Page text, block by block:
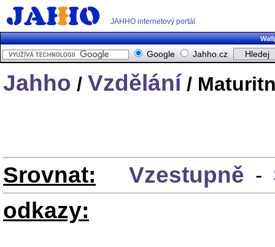
JAHHO internetový portál
Google Jahho.cz
Jahho / Vzdělání /
Srovnat: Vzestupně -
odkazy: